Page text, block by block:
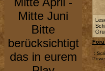
Mitte Juni
Bitte
berücksichtigt
das in eurem
.: